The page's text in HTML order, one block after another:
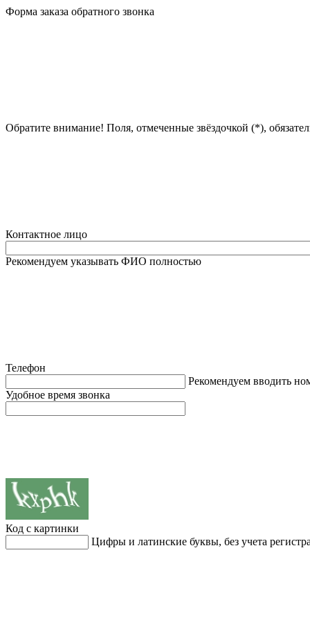
Форма заказа обратного звонка
Обратите внимание! Поля, отмеченные звёздочкой (*),
Контактное лицо
Рекомендуем указывать ФИО полностью
Телефон
Рекомендуем вводить
Удобное время звонка
Код с картинки
Цифры и латинские буквы, без учета